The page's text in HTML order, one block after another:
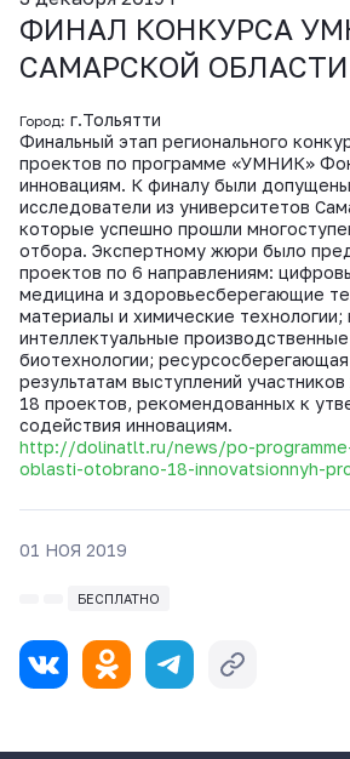
ФИНАЛ КОНКУРСА
САМАРСКОЙ ОБЛАСТИ
Город: г.Тольятти
Финальный этап регионального
проектов по программе «УМНИК»
инновациям. К финалу были
исследователи из университетов
которые успешно прошли
отбора. Экспертному жюри было
проектов по 6 направлениям:
медицина и здоровьесберегающие
материалы и химические
интеллектуальные
биотехнологии;
результатам выступлений
18 проектов, рекомендованных к
содействия инновациям.
http://dolinatlt.ru/news/po-
oblasti-otobrano-18-innovatsionnyh-
01 НОЯ 2019
БЕСПЛАТНО